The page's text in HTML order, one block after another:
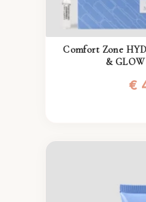
Comfort Zone
&
€